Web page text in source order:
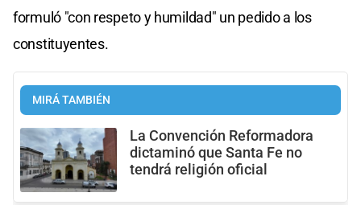
formuló "con respeto y humildad" un pedido a los
constituyentes.
MIRÁ TAMBIÉN
La Convención Reformadora
dictaminó que Santa Fe no
tendrá religión oficial